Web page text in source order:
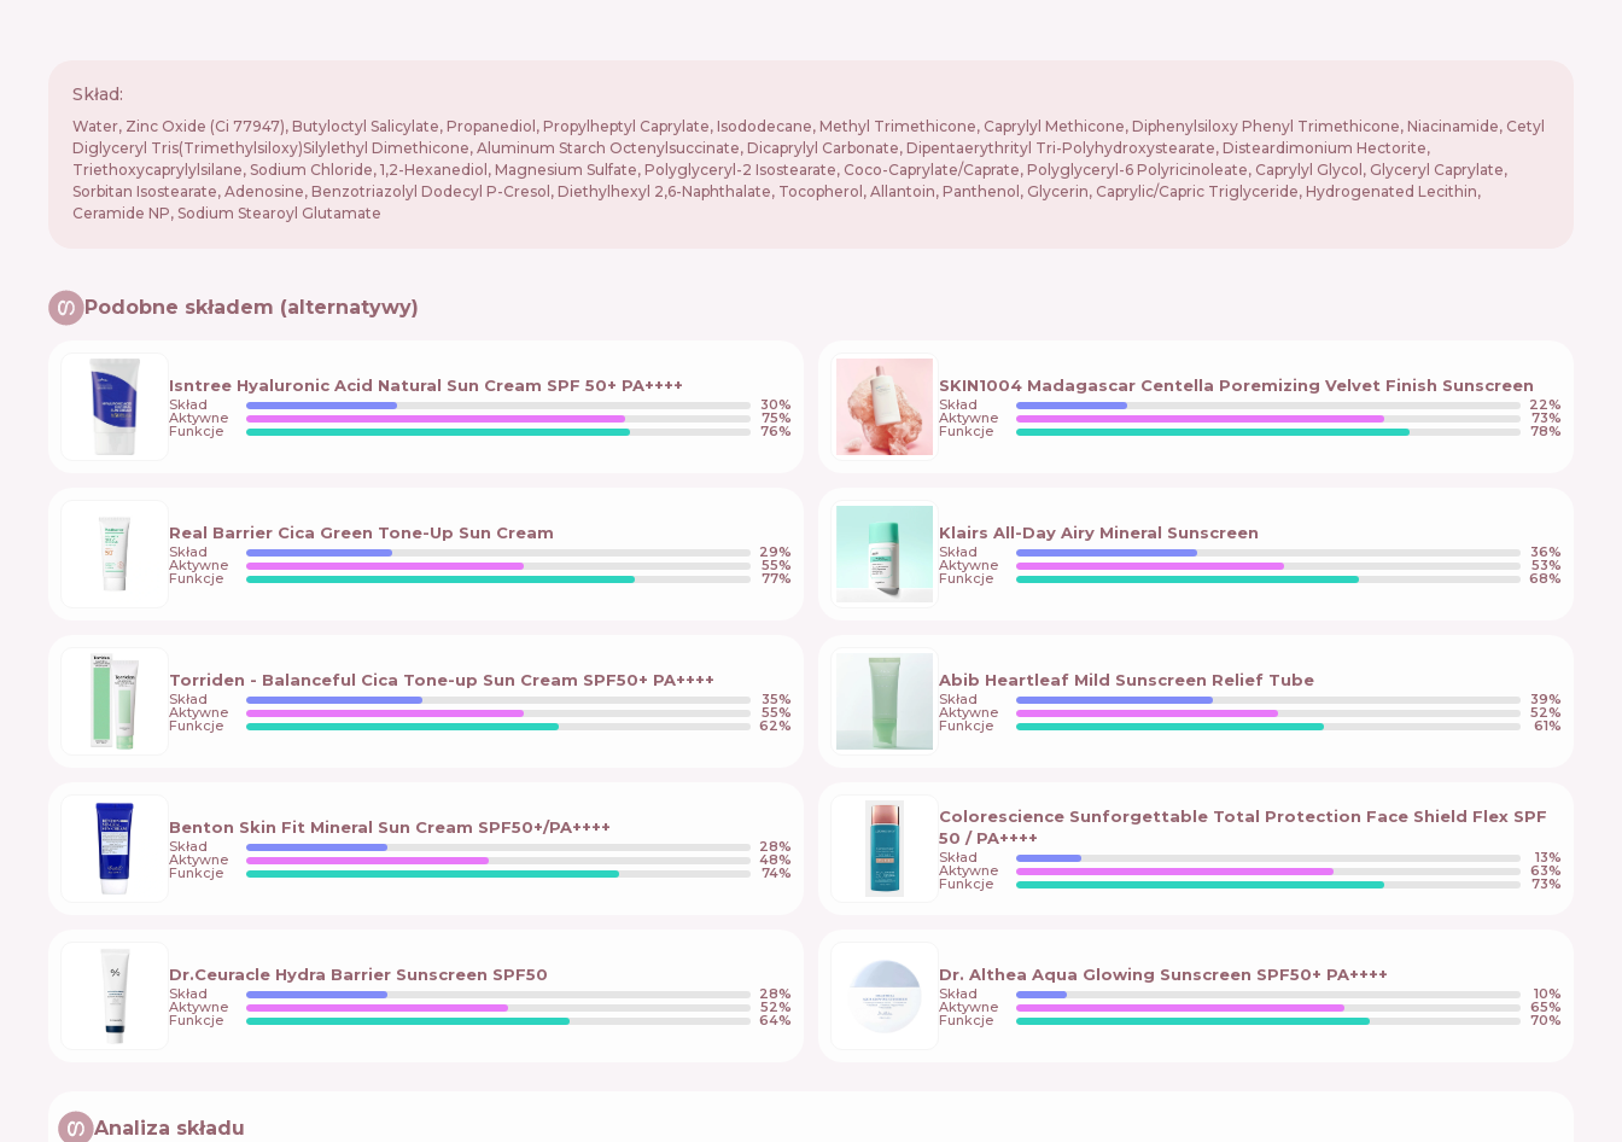
Skład:
Water, Zinc Oxide (Ci 77947), Butyloctyl Salicylate, Propanediol, Propylheptyl Caprylate, Isododecane, Methyl Trimethicone, Caprylyl Methicone, Diphenylsiloxy Phenyl Trimethicone, Niacinamide, Cetyl
Diglyceryl Tris(Trimethylsiloxy)Silylethyl Dimethicone, Aluminum Starch Octenylsuccinate, Dicaprylyl Carbonate, Dipentaerythrityl Tri-Polyhydroxystearate, Disteardimonium Hectorite,
Triethoxycaprylylsilane, Sodium Chloride, 1,2-Hexanediol, Magnesium Sulfate, Polyglyceryl-2 Isostearate, Coco-Caprylate/Caprate, Polyglyceryl-6 Polyricinoleate, Caprylyl Glycol, Glyceryl Caprylate,
Sorbitan Isostearate, Adenosine, Benzotriazolyl Dodecyl P-Cresol, Diethylhexyl 2,6-Naphthalate, Tocopherol, Allantoin, Panthenol, Glycerin, Caprylic/Capric Triglyceride, Hydrogenated Lecithin,
Ceramide NP, Sodium Stearoyl Glutamate
Podobne składem (alternatywy)
Isntree Hyaluronic Acid Natural Sun Cream SPF 50+ PA++++
Skład 30%
Aktywne 75%
Funkcje 76%
SKIN1004 Madagascar Centella Poremizing Velvet Finish Sunscreen
Skład 22%
Aktywne 73%
Funkcje 78%
Real Barrier Cica Green Tone-Up Sun Cream
Skład 29%
Aktywne 55%
Funkcje 77%
Klairs All-Day Airy Mineral Sunscreen
Skład 36%
Aktywne 53%
Funkcje 68%
Torriden - Balanceful Cica Tone-up Sun Cream SPF50+ PA++++
Skład 35%
Aktywne 55%
Funkcje 62%
Abib Heartleaf Mild Sunscreen Relief Tube
Skład 39%
Aktywne 52%
Funkcje 61%
Benton Skin Fit Mineral Sun Cream SPF50+/PA++++
Skład 28%
Aktywne 48%
Funkcje 74%
Colorescience Sunforgettable Total Protection Face Shield Flex SPF
50 / PA++++
Skład 13%
Aktywne 63%
Funkcje 73%
Dr.Ceuracle Hydra Barrier Sunscreen SPF50
Skład 28%
Aktywne 52%
Funkcje 64%
Dr. Althea Aqua Glowing Sunscreen SPF50+ PA++++
Skład 10%
Aktywne 65%
Funkcje 70%
Analiza składu